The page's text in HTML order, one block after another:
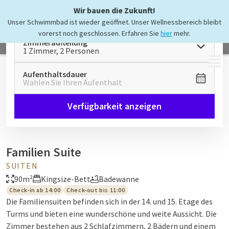
Wir bauen die Zukunft!
Unser Schwimmbad ist wieder geöffnet. Unser Wellnessbereich bleibt
vorerst noch geschlossen. Erfahren Sie hiermehr.
MENÜ
Zimmeraufteilung
1 Zimmer, 2 Personen
Aufenthaltsdauer
Wählen Sie Ihren Aufenthalt
Verfügbarkeit anzeigen
Familien Suite
SUITEN
90m²
Kingsize-Bett Badewanne
Check-in ab 14:00 Check-out bis 11:00
Die Familiensuiten befinden sich in der 14. und 15. Etage des
Turms und bieten eine wunderschöne und weite Aussicht. Die
Zimmer bestehen aus 2 Schlafzimmern, 2 Bädern und einem